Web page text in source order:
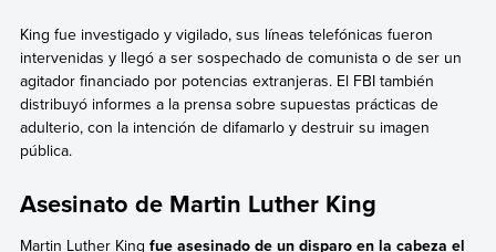
King fue investigado y vigilado, sus líneas telefónicas fueron
intervenidas y llegó a ser sospechado de comunista o de ser un
agitador financiado por potencias extranjeras. El FBI también
distribuyó informes a la prensa sobre supuestas prácticas de
adulterio, con la intención de difamarlo y destruir su imagen
pública.
Asesinato de Martin Luther King
Martin Luther King fue asesinado de un disparo en la cabeza el